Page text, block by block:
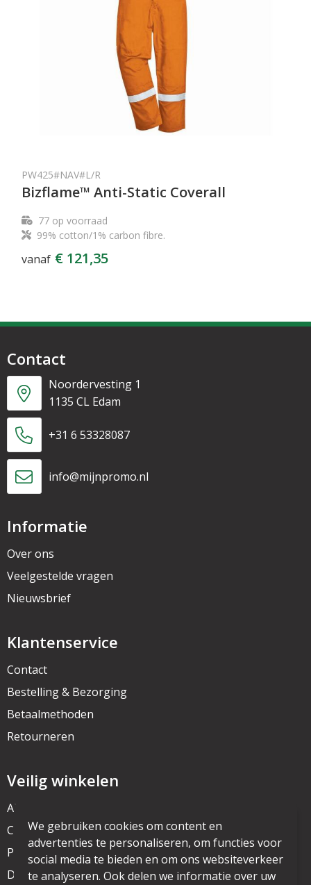
PW425#NAV#L/R
Bizflame™ Anti-Static Coverall
77op voorraad
99% cotton/1% carbon fibre.
vanaf € 121,35
Contact
Noordervesting 1
1135 CL Edam
+31 6 53328087
info@mijnpromo.nl
Informatie
Over ons
Veelgestelde vragen
Nieuwsbrief
Klantenservice
Contact
Bestelling & Bezorging
Betaalmethoden
Retourneren
Veilig winkelen
Algemene voorwaarden
Cookieverklaring
Privacyverklaring
Disclaimer
We gebruiken cookies om content en
advertenties te personaliseren, om functies voor
social media te bieden en om ons websiteverkeer
te analyseren. Ook delen we informatie over uw